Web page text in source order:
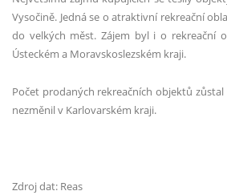
Vysočině. Jedná se o atraktivní rekreační
do velkých měst. Zájem byl i o rekreační
Ústeckém a Moravskoslezském kraji.
Počet prodaných rekreačních objektů
nezměnil v Karlovarském kraji.
Zdroj dat: Reas